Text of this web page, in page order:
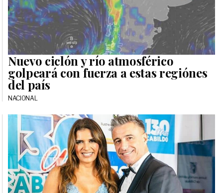
Nuevo ciclón y río atmosférico
golpeará con fuerza a estas regiónes
del país
NACIONAL